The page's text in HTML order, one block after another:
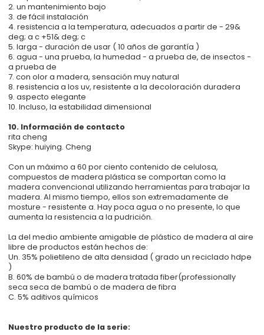
2. un mantenimiento bajo
3. de fácil instalación
4. resistencia a la temperatura, adecuados a partir de - 29&
deg; a c +51& deg; c
5. larga - duración de usar ( 10 años de garantía )
6. agua - una prueba, la humedad - a prueba de, de insectos -
a prueba de
7. con olor a madera, sensación muy natural
8. resistencia a los uv, resistente a la decoloración duradera
9. aspecto elegante
10. Incluso, la estabilidad dimensional
10. Información de contacto
rita cheng
Skype: huiying. Cheng
Con un máximo a 60 por ciento contenido de celulosa,
compuestos de madera plástica se comportan como la
madera convencional utilizando herramientas para trabajar la
madera. Al mismo tiempo, ellos son extremadamente de
mosture - resistente a. Hay poca agua o no presente, lo que
aumenta la resistencia a la pudrición.
La del medio ambiente amigable de plástico de madera al aire
libre de productos están hechos de:
Un. 35% polietileno de alta densidad ( grado un reciclado hdpe
)
B. 60% de bambú o de madera tratada fiber(professionally
seca seca de bambú o de madera de fibra
C. 5% aditivos químicos
Nuestro producto de la serie: